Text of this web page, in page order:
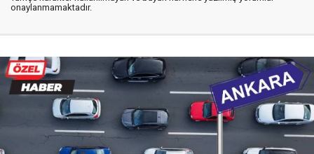
onaylanmamaktadır.